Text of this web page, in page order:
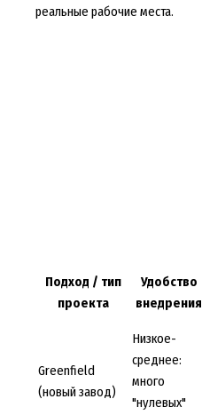
реальные рабочие места.
Подход / тип
проекта
Удобство
внедрения
Greenfield
(новый завод)
Низкое-
среднее:
много
"нулевых"